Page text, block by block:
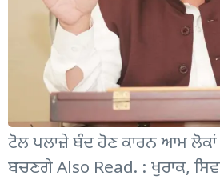
ਟੋਲ ਪਲਾਜ਼ੇ ਬੰਦ ਹੋਣ ਕਾਰਨ ਆਮ ਲੋਕਾਂ
ਬਚਣਗੇ Also Read. : ਖੁਰਾਕ,